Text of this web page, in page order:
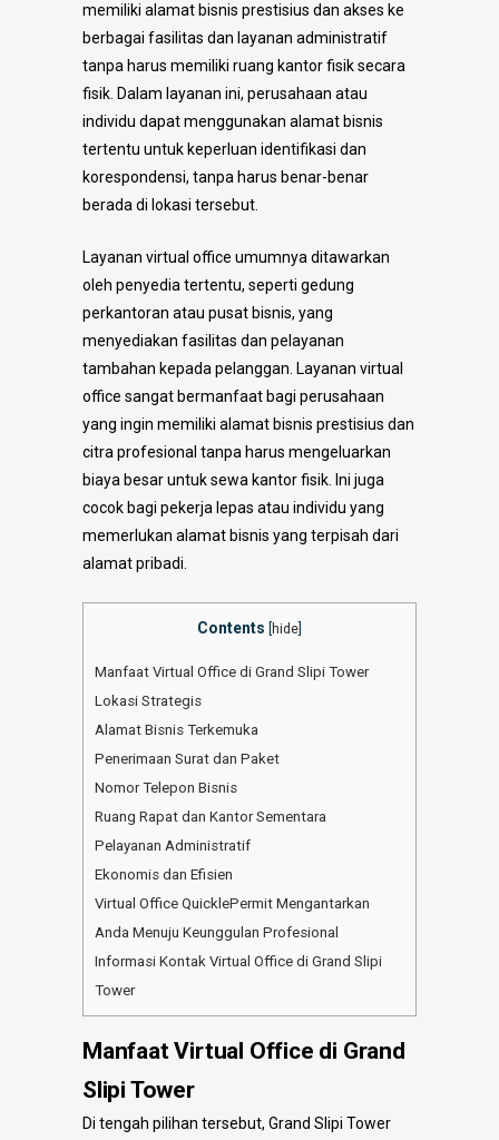
memiliki alamat bisnis prestisius dan akses ke
berbagai fasilitas dan layanan administratif
tanpa harus memiliki ruang kantor fisik secara
fisik. Dalam layanan ini, perusahaan atau
individu dapat menggunakan alamat bisnis
tertentu untuk keperluan identifikasi dan
korespondensi, tanpa harus benar-benar
berada di lokasi tersebut.
Layanan virtual office umumnya ditawarkan
oleh penyedia tertentu, seperti gedung
perkantoran atau pusat bisnis, yang
menyediakan fasilitas dan pelayanan
tambahan kepada pelanggan. Layanan virtual
office sangat bermanfaat bagi perusahaan
yang ingin memiliki alamat bisnis prestisius dan
citra profesional tanpa harus mengeluarkan
biaya besar untuk sewa kantor fisik. Ini juga
cocok bagi pekerja lepas atau individu yang
memerlukan alamat bisnis yang terpisah dari
alamat pribadi.
Contents hide
Manfaat Virtual Office di Grand Slipi Tower
Lokasi Strategis
Alamat Bisnis Terkemuka
Penerimaan Surat dan Paket
Nomor Telepon Bisnis
Ruang Rapat dan Kantor Sementara
Pelayanan Administratif
Ekonomis dan Efisien
Virtual Office QuicklePermit Mengantarkan
Anda Menuju Keunggulan Profesional
Informasi Kontak Virtual Office di Grand Slipi
Tower
Manfaat Virtual Office di Grand
Slipi Tower
Di tengah pilihan tersebut, Grand Slipi Tower